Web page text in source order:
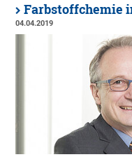
Farbstoffchemie
04.04.2019